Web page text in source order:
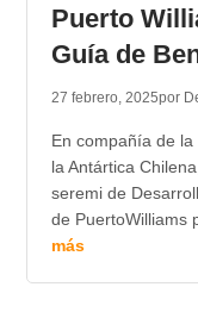
Puerto
Guía de
27 febrero, 2025por
En compañía de
la Antártica
seremi de
de PuertoWilliams
más